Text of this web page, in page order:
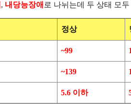
, 내당능장애 로 나뉘는데 두 상태 모두
정상
~99
~139
5.6 이하